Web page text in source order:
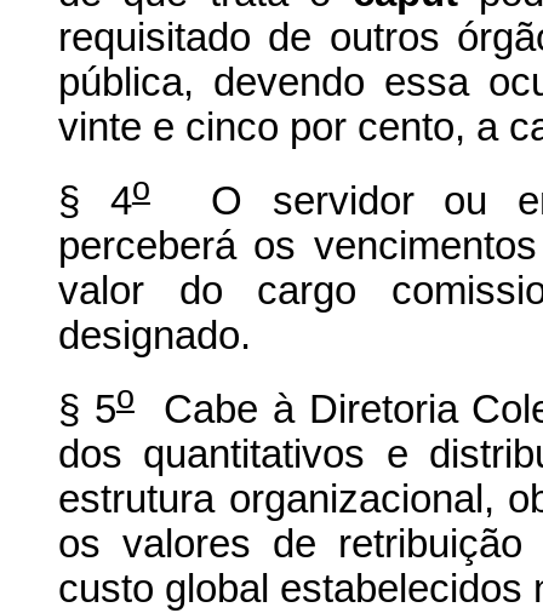
requisitado de outros
pública, devendo essa
vinte e cinco por cento, a
§ 4oO servidor ou
perceberá os
valor do cargo
designado.
§ 5oCabe à Diretoria
dos quantitativos e
estrutura organizacional,
os valores de retribuição
custo global estabelecidos